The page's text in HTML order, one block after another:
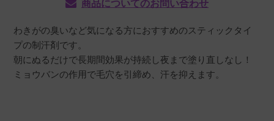
商品についてのお問い合わせ
わきがの臭いなど気になる方におすすめのスティックタイ
プの制汗剤です。
朝にぬるだけで長期間効果が持続し夜まで塗り直しなし！
ミョウバンの作用で毛穴を引締め、汗を抑えます。